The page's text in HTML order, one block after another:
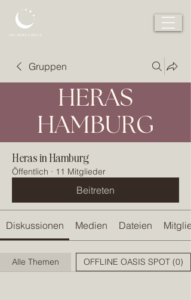
Gruppen
Heras in Hamburg
Öffentlich · 11 Mitglieder
Beitreten
Diskussionen Medien Dateien
Alle Themen OFFLINE OASIS SPOT (0)